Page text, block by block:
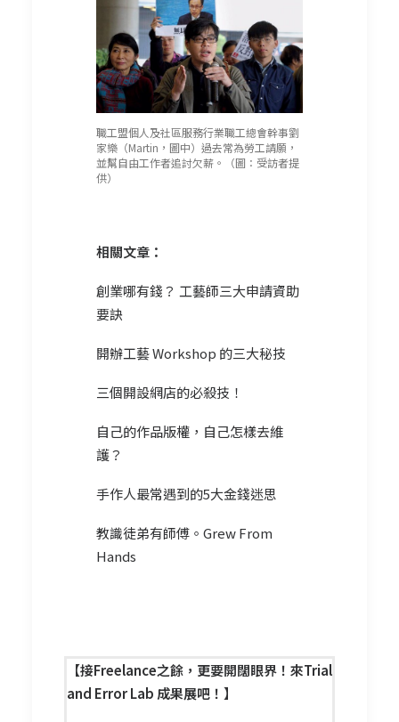
職工盟個人及社區服務行業職工總會幹事劉
家樂（Martin，圖中）過去常為勞工請願，
並幫自由工作者追討欠薪。（圖：受訪者提
供）
相關文章：
創業哪有錢？ 工藝師三大申請資助
要訣
開辦工藝 Workshop 的三大秘技
三個開設網店的必殺技！
自己的作品版權，自己怎樣去維
護？
手作人最常遇到的5大金錢迷思
教識徒弟有師傅。Grew From
Hands
【接Freelance之餘，更要開闊眼界！來Trial
and Error Lab 成果展吧！ 】